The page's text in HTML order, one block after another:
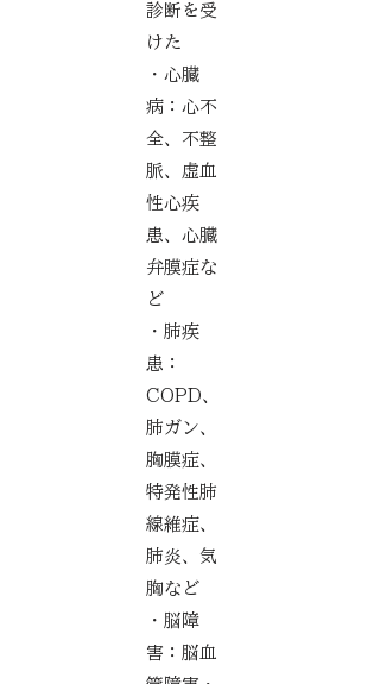
診断を受
けた
・心臓
病：心不
全、不整
脈、虚血
性心疾
患、心臓
弁膜症な
ど
・肺疾
患：
COPD、
肺ガン、
胸膜症、
特発性肺
線維症、
肺炎、気
胸など
・脳障
害：脳血